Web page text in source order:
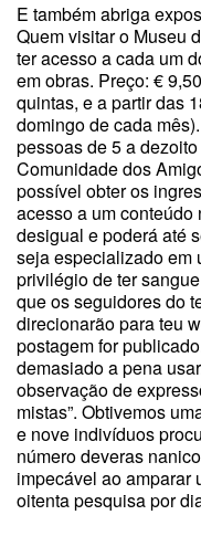
E também abriga
Quem visitar o Museu
ter acesso a cada um
em obras. Preço: €
quintas, e a partir das
domingo de cada
pessoas de 5 a
Comunidade dos
possível obter os
acesso a um
desigual e poderá até
seja especializado em
privilégio de ter
que os seguidores do
direcionarão para teu
postagem for
demasiado a pena
observação de
mistas”. Obtivemos
e nove indivíduos
número deveras
impecável ao amparar
oitenta pesquisa por